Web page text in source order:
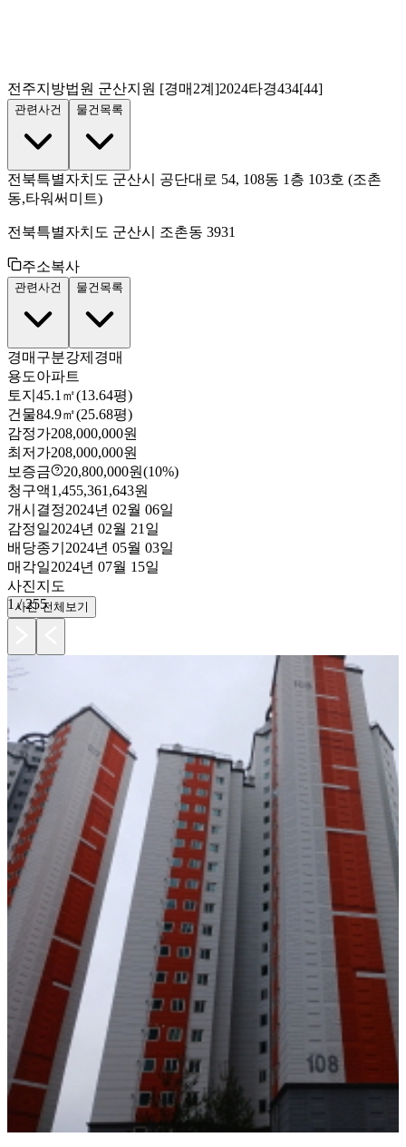
전주지방법원 군산지원 [경매2계]2024타경434[44]
관련사건 물건목록
전북특별자치도 군산시 공단대로 54, 108동 1층 103호 (조촌
동,타워써미트)
전북특별자치도 군산시 조촌동 3931
주소복사
관련사건 물건목록
경매구분강제경매
용도아파트
토지 45.1㎡(13.64평)
건물84.9㎡(25.68평)
감정가208,000,000원
최저가208,000,000원
보증금
20,800,000원(10%)
청구액1,455,361,643원
개시결정2024년 02월 06일
감정일2024년 02월 21일
배당종기 2024년 05월 03일
매각일2024년 07월 15일
사진지도
1 /255
사진 전체보기